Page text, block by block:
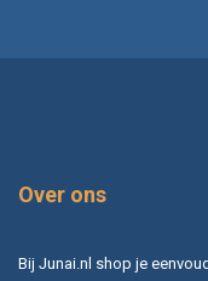
Over ons
Bij Junai.nl shop je